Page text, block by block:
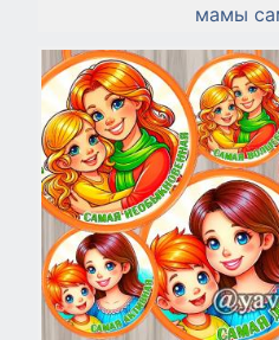
мамы